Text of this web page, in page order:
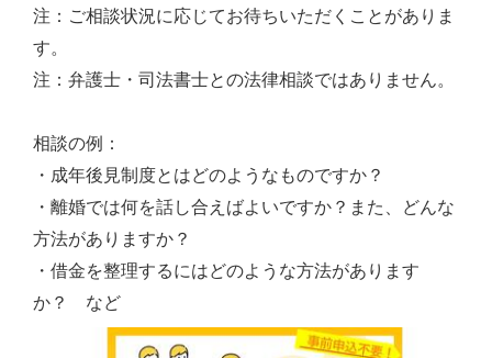
注：ご相談状況に応じてお待ちいただくことがありま
す。
注：弁護士・司法書士との法律相談ではありません。
相談の例：
・成年後見制度とはどのようなものですか？
・離婚では何を話し合えばよいですか？また、どんな
方法がありますか？
・借金を整理するにはどのような方法があります
か？ など